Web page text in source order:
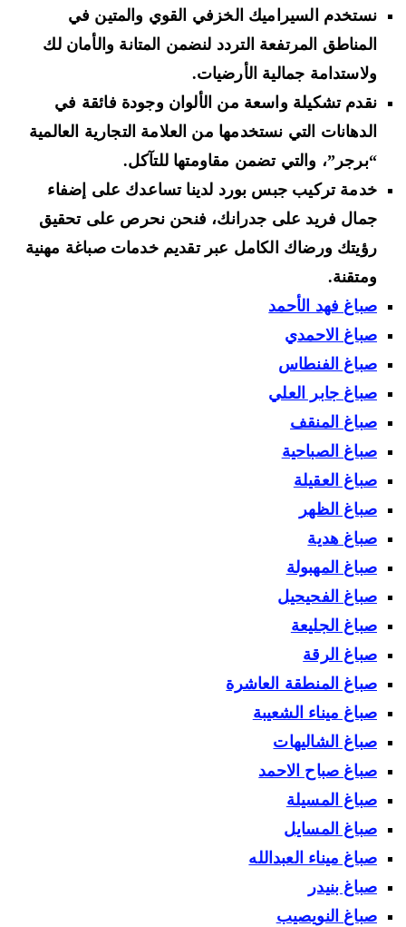
نستخدم السيراميك الخزفي القوي والمتين في
المناطق المرتفعة التردد لنضمن المتانة والأمان لك
ولاستدامة جمالية الأرضيات.
نقدم تشكيلة واسعة من الألوان وجودة فائقة في
الدهانات التي نستخدمها من العلامة التجارية العالمية
“برجر”، والتي تضمن مقاومتها للتآكل.
خدمة تركيب جبس بورد لدينا تساعدك على إضفاء
جمال فريد على جدرانك، فنحن نحرص على تحقيق
رؤيتك ورضاك الكامل عبر تقديم خدمات صباغة مهنية
ومتقنة.
صباغ فهد الأحمد
صباغ الاحمدي
صباغ الفنطاس
صباغ جابر العلي
صباغ المنقف
صباغ الصباحية
صباغ العقيلة
صباغ الظهر
صباغ هدية
صباغ المهبولة
صباغ الفحيحيل
صباغ الجليعة
صباغ الرقة
صباغ المنطقة العاشرة
صباغ ميناء الشعيبة
صباغ الشاليهات
صباغ صباح الاحمد
صباغ المسيلة
صباغ المسايل
صباغ ميناء العبدالله
صباغ بنيدر
صباغ النويصيب